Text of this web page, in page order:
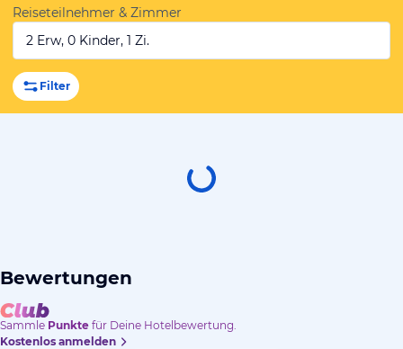
Reiseteilnehmer & Zimmer
2 Erw, 0 Kinder, 1 Zi.
Filter
Bewertungen
Sammle Punkte für Deine Hotelbewertung.
Kostenlos anmelden